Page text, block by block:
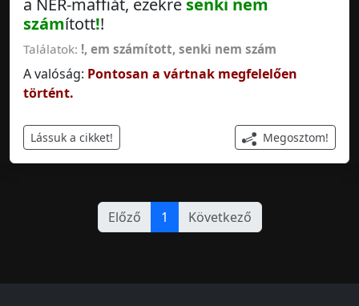
számított!!
Találatok: !, em számított, senki nem szám
A valóság: Pontosan a vártnak megfelelően
történt.
Lássuk a cikket! Megosztom!
Előző 1 Következő